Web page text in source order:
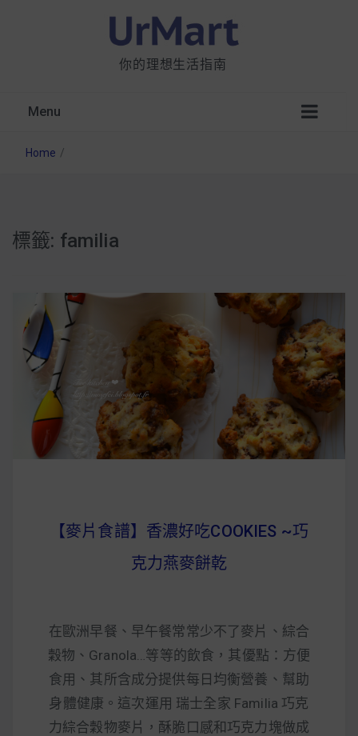
你的理想生活指南
Menu
星巴克都用 OATLY 泡咖啡？市售燕麥奶大剖
無麩質食物清單一覽：燕麥、麵包還有餅乾，
早餐這樣料理最適合！
早上沒時間做早餐？10 款隔夜更美味的燕麥粥
簡單料理
啦！
減醣食材推薦
Home /
標籤: familia
【麥片食譜】香濃好吃COOKIES ~巧
克力燕麥餅乾
在歐洲早餐、早午餐常常少不了麥片、綜合
穀物、Granola…等等的飲食，其優點：方便
食用、其所含成分提供每日均衡營養、幫助
身體健康。這次運用 瑞士全家 Familia 巧克
力綜合穀物麥片，酥脆口感和巧克力塊做成